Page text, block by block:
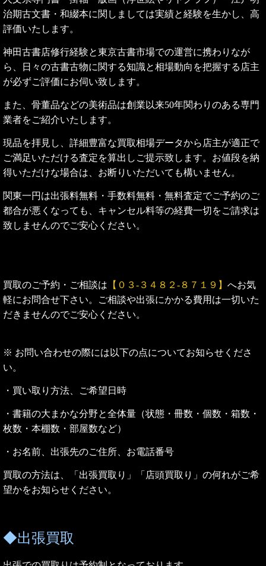
治期古文書・和綴本に関しましては実績と経験を生かし、高
評価いたします。
神田古書店修行経験と東京古書市場での運営に携わりなが
ら、日々の古書古物に関する知識と相場動向を把握する店主
が必ずご評価にお伺い致します。
また、骨董品などの美術品は創業以来50年関わりのある専門
業者をご紹介いたします。
現品を拝見し、詳細豊富な買取相場データから店主が適正で
ご満足いただける査定を算出しご提示致します。お値段を納
得いただけな場合は、お断りいただいても構いません。
関東一円は出張料無料・手数料無料・無料査定でご予約のご
都合が悪くなっても、キャンセル料等の経費一切をご請求は
致しませんのでご安心ください。
買取のご予約・ご相談は 【 ０３-３４８２-８７１９ 】 へお気
軽にお問合せ下さい。
ご相談や出張にかかる費用は一切いた
だきませんのでご安心ください。
※ お問い合わせの際には以下の点についてお知らせくださ
い。
・買い取り方法、ご希望日時
・書籍の大まかな分野と全体量（状態・冊数・個数・箱数・
枚数・本棚数・部屋数など）
・お名前、出張先のご住所、お電話番号
買取の方法は、「出張買取り」
「店頭買取り」の何れがご希
望かをお知らせください。
◆出張買取